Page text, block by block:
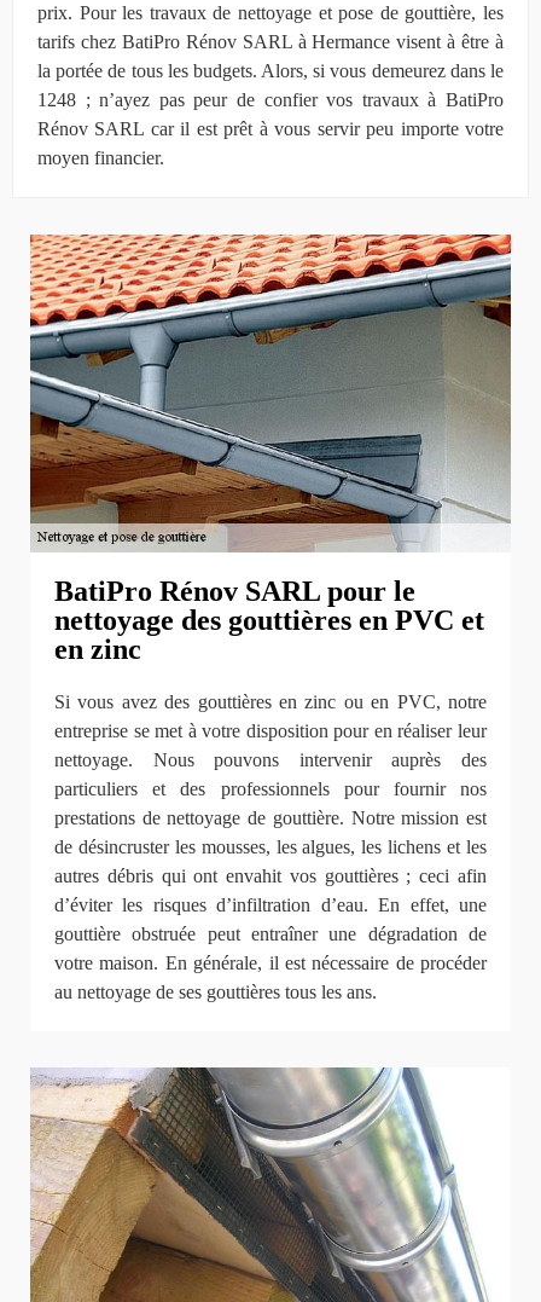
prix. Pour les travaux de nettoyage et pose de gouttière, les
tarifs chez BatiPro Rénov SARL à Hermance visent à être à
la portée de tous les budgets. Alors, si vous demeurez dans le
1248 ; n’ayez pas peur de confier vos travaux à BatiPro
Rénov SARL car il est prêt à vous servir peu importe votre
moyen financier.
BatiPro Rénov SARL pour le
nettoyage des gouttières en PVC et
en zinc
Si vous avez des gouttières en zinc ou en PVC, notre
entreprise se met à votre disposition pour en réaliser leur
nettoyage. Nous pouvons intervenir auprès des
particuliers et des professionnels pour fournir nos
prestations de nettoyage de gouttière. Notre mission est
de désincruster les mousses, les algues, les lichens et les
autres débris qui ont envahit vos gouttières ; ceci afin
d’éviter les risques d’infiltration d’eau. En effet, une
gouttière obstruée peut entraîner une dégradation de
votre maison. En générale, il est nécessaire de procéder
au nettoyage de ses gouttières tous les ans.